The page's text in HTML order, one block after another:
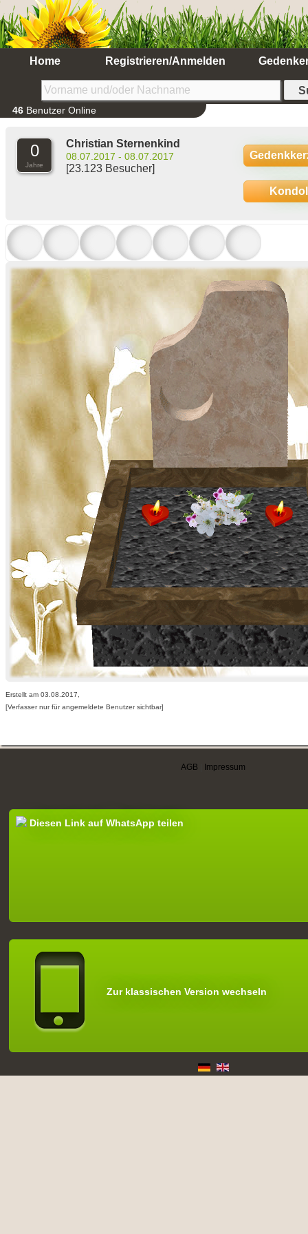
Home Registrieren/Anmelden
46 Benutzer Online
0
Jahre
Christian Sternenkind
08.07.2017 - 08.07.2017
[23.123 Besucher]
Erstellt am 03.08.2017,
[Verfasser nur für angemeldete Benutzer sichtbar]
AGB Impressum
Diesen Link auf WhatsApp teilen
Zur klassischen Version wechseln